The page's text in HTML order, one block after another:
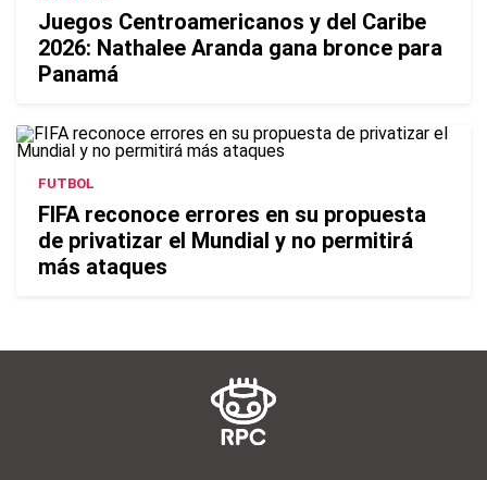
Juegos Centroamericanos y del Caribe
2026: Nathalee Aranda gana bronce para
Panamá
FUTBOL
FIFA reconoce errores en su propuesta
de privatizar el Mundial y no permitirá
más ataques